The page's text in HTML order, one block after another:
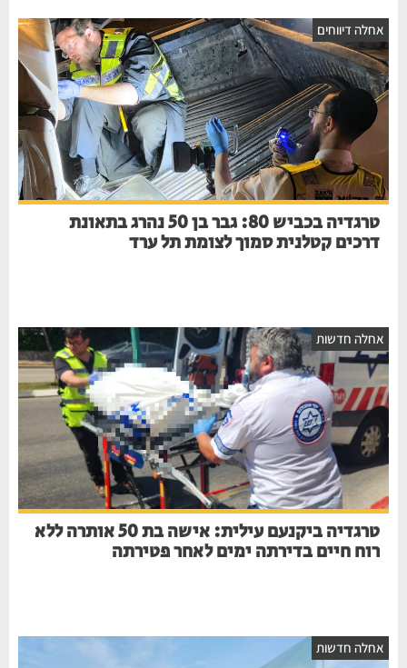
אחלה דיווחים
טרגדיה בכביש 80: גבר בן 50 נהרג בתאונת
דרכים קטלנית סמוך לצומת תל ערד
אחלה חדשות
טרגדיה ביקנעם עילית: אישה בת 50 אותרה ללא
רוח חיים בדירתה ימים לאחר פטירתה
אחלה חדשות